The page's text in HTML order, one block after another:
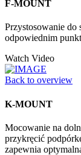
F-MOUNT
Przystosowanie do
odpowiednim
Watch Video
Back to overview
K-MOUNT
Mocowanie na
przykręcić
zapewnia